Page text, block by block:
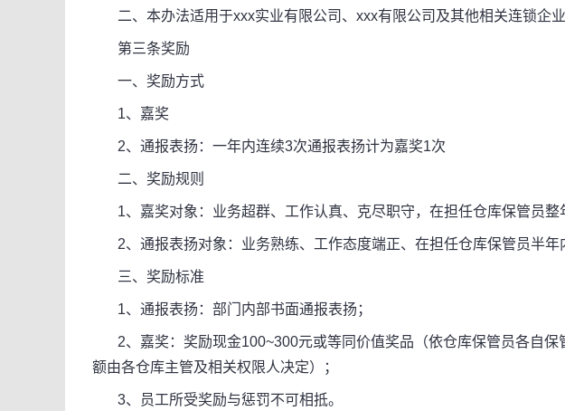
二、本办法适用于xxx实业有限公司、xxx有限公司及其他相关连锁企业
第三条奖励
一、奖励方式
1、嘉奖
2、通报表扬：一年内连续3次通报表扬计为嘉奖1次
二、奖励规则
1、嘉奖对象：业务超群、工作认真、克尽职守，在担任仓库保管员整
2、通报表扬对象：业务熟练、工作态度端正、在担任仓库保管员半年
三、奖励标准
1、通报表扬：部门内部书面通报表扬；
2、嘉奖：奖励现金100~300元或等同价值奖品（依仓库保管员各自保
额由各仓库主管及相关权限人决定）；
3、员工所受奖励与惩罚不可相抵。